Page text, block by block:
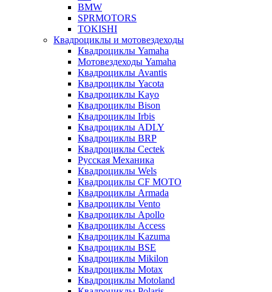
BMW
SPRMOTORS
TOKISHI
Квадроциклы и мотовездеходы
Квадроциклы Yamaha
Мотовездеходы Yamaha
Квадроциклы Avantis
Квадроциклы Yacota
Квадроциклы Kayo
Квадроциклы Bison
Квадроциклы Irbis
Квадроциклы ADLY
Квадроциклы BRP
Квадроциклы Cectek
Русская Механика
Квадроциклы Wels
Квадроциклы CF MOTO
Квадроциклы Armada
Квадроциклы Vento
Квадроциклы Apollo
Квадроциклы Access
Квадроциклы Kazuma
Квадроциклы BSE
Квадроциклы Mikilon
Квадроциклы Motax
Квадроциклы Motoland